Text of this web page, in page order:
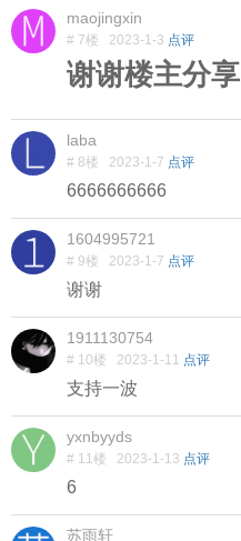
maojingxin
# 7楼 2023-1-3 点评
谢谢楼主分享
laba
# 8楼 2023-1-7 点评
6666666666
1604995721
# 9楼 2023-1-7 点评
谢谢
1911130754
# 10楼 2023-1-11 点评
支持一波
yxnbyyds
# 11楼 2023-1-13 点评
6
苏雨轩